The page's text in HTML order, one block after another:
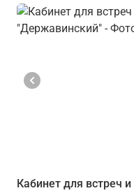
Кабинет для встреч